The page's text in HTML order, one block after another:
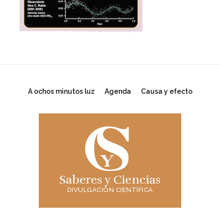
A ochos minutos luz Agenda Causa y efecto
Saberes y Ciencias
DIVULGACIÓN CIENTÍFICA